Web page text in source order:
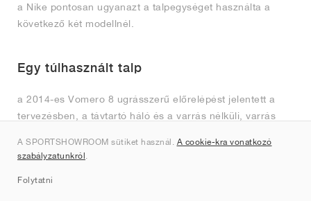
a Nike pontosan ugyanazt a talpegységet használta a
következő két modellnél.
Egy túlhasznált talp
a 2014-es Vomero 8 ugrásszerű előrelépést jelentett a
tervezésben, a távtartó háló és a varrás nélküli, varrás
illeszkedést és nagyfokú légáteresztő képességet
technológiát is tartalmazta, mivel a csuklón hordható
A SPORTSHOWROOM sütiket használ. A cookie-kra vonatkozó
szabályzatunkról.
Folytatni